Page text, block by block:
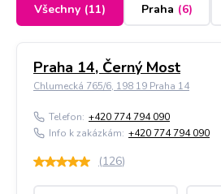
Všechny (11) Praha (6)
Praha 14, Černý Most
Chlumecká 765/6, 198 19 Praha 14
Telefon: +420 774 794 090
Info k zakázkám: +420 774 794 090
(126)